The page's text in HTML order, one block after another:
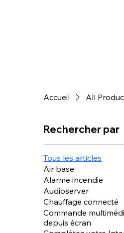
Accueil All
Rechercher par
Tous les articles
Air base
Alarme incendie
Audioserver
Chauffage connecté
Commande
depuis écran